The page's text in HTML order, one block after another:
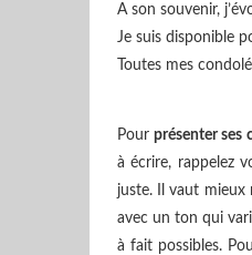
A son souvenir,
Je suis disponible
Toutes mes
Pour présenter ses
à écrire, rappelez
juste. Il vaut mieux
avec un ton qui
à fait possibles.